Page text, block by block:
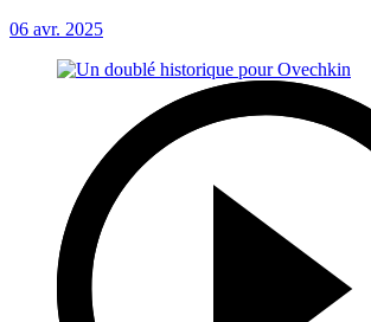
06 avr. 2025